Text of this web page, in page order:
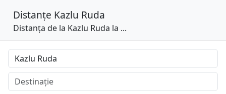
Distanțe Kazlu Ruda
Distanța de la Kazlu Ruda la ...